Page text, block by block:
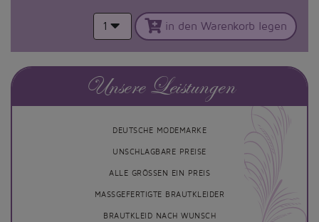
1 in den Warenkorb legen
Unsere Leistungen
DEUTSCHE MODEMARKE
UNSCHLAGBARE PREISE
ALLE GRÖSSEN EIN PREIS
MASSGEFERTIGTE BRAUTKLEIDER
BRAUTKLEID NACH WUNSCH